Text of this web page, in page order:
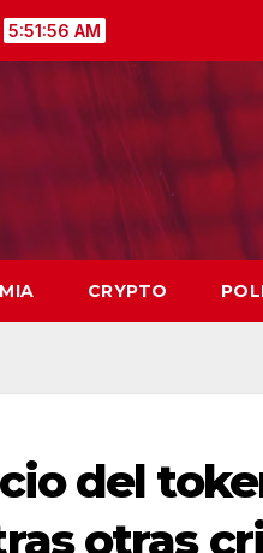
5:51:58 AM
CRYPTO
del
otras